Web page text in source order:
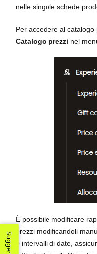
nelle singole schede
Per accedere al catalogo
Catalogo prezzi nel
È possibile modificare
prezzi modificandoli
o intervalli di date,